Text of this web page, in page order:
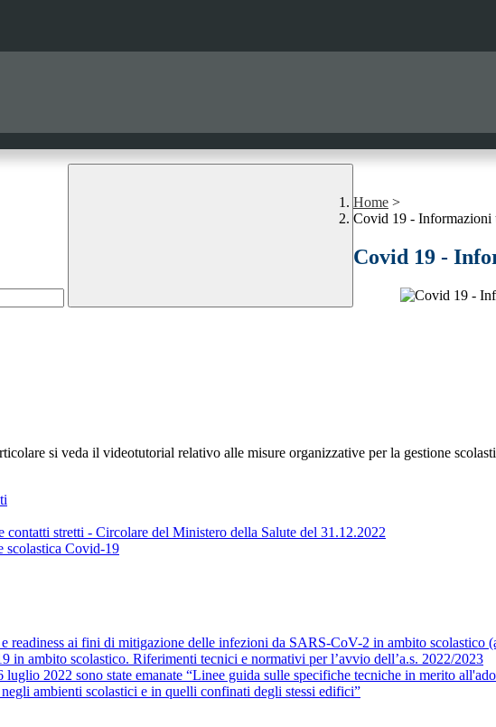
Home >
Covid 19 - Informazioni
Covid 19 -
si veda il videotutorial relativo alle misure organizzative per la gestione
stretti - Circolare del Ministero della Salute del 31.12.2022
scolastica Covid-19
readiness ai fini di mitigazione delle infezioni da SARS-CoV-2 in ambito scolastico
ambito scolastico. Riferimenti tecnici e normativi per l’avvio dell’a.s. 2022/2023
2022 sono state emanate “Linee guida sulle specifiche tecniche in merito
ambienti scolastici e in quelli confinati degli stessi edifici”